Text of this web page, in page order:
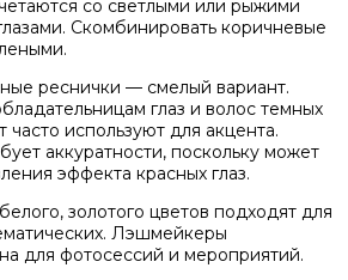
со светлыми или рыжими
Скомбинировать коричневые
реснички — смелый вариант.
глаз и волос темных
часто используют для акцента.
аккуратности, поскольку может
эффекта красных глаз.
золотого цветов подходят для
Лэшмейкеры
для фотосессий и мероприятий.